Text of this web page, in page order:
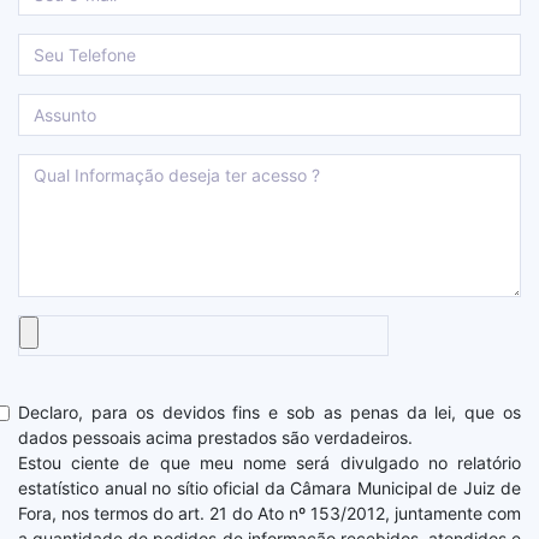
Declaro, para os devidos fins e sob as penas da lei, que os
dados pessoais acima prestados são verdadeiros.
Estou ciente de que meu nome será divulgado no relatório
estatístico anual no sítio oficial da Câmara Municipal de Juiz de
Fora, nos termos do art. 21 do Ato nº 153/2012, juntamente com